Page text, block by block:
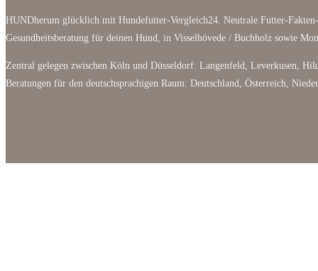
HUNDherum glücklich mit Hundefutter-Vergleich24. Neutrale Futter-
Gesundheitsberatung für deinen Hund, in Visselhövede / Buchholz sowie
Zentral gelegen zwischen Köln und Düsseldorf: Langenfeld, Leverkusen,
Beratungen für den deutschsprachigen Raum: Deutschland, Österreich,